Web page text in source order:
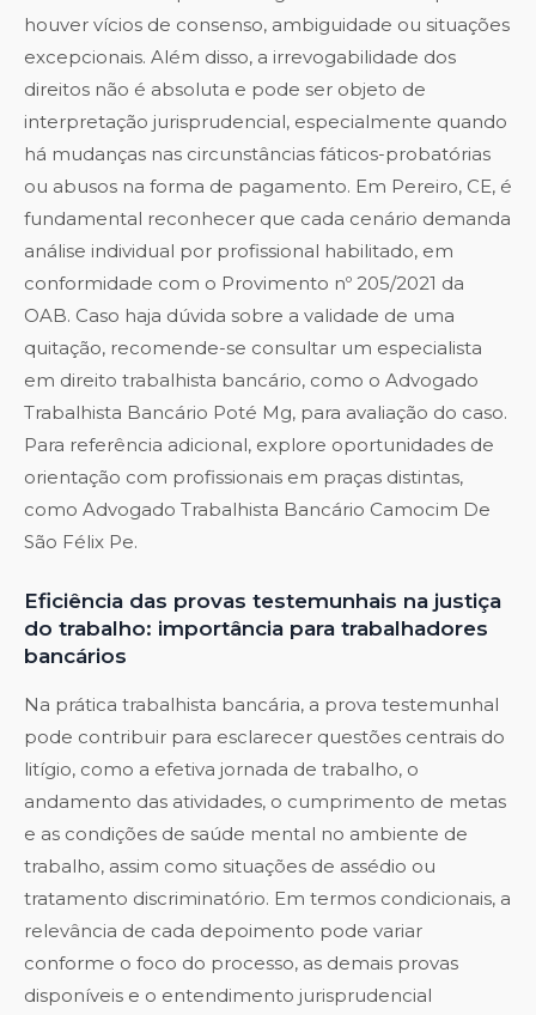
houver vícios de consenso, ambiguidade ou situações
excepcionais. Além disso, a irrevogabilidade dos
direitos não é absoluta e pode ser objeto de
interpretação jurisprudencial, especialmente quando
há mudanças nas circunstâncias fáticos-probatórias
ou abusos na forma de pagamento. Em Pereiro, CE, é
fundamental reconhecer que cada cenário demanda
análise individual por profissional habilitado, em
conformidade com o Provimento nº 205/2021 da
OAB. Caso haja dúvida sobre a validade de uma
quitação, recomende-se consultar um especialista
em direito trabalhista bancário, como o Advogado
Trabalhista Bancário Poté Mg, para avaliação do caso.
Para referência adicional, explore oportunidades de
orientação com profissionais em praças distintas,
como Advogado Trabalhista Bancário Camocim De
São Félix Pe.
Eficiência das provas testemunhais na justiça
do trabalho: importância para trabalhadores
bancários
Na prática trabalhista bancária, a prova testemunhal
pode contribuir para esclarecer questões centrais do
litígio, como a efetiva jornada de trabalho, o
andamento das atividades, o cumprimento de metas
e as condições de saúde mental no ambiente de
trabalho, assim como situações de assédio ou
tratamento discriminatório. Em termos condicionais, a
relevância de cada depoimento pode variar
conforme o foco do processo, as demais provas
disponíveis e o entendimento jurisprudencial